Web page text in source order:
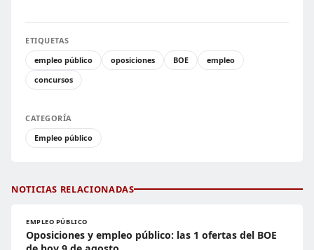
ETIQUETAS
empleo público
oposiciones BOE
empleo
concursos
CATEGORÍA
Empleo público
NOTICIAS RELACIONADAS
EMPLEO PÚBLICO
Oposiciones y empleo público: las 1 ofertas del BOE